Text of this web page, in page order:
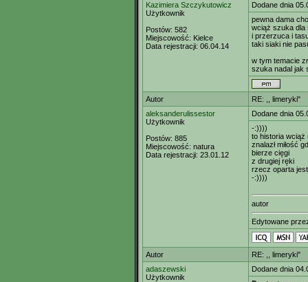
Kazimiera Szczykutowicz
Użytkownik
Postów: 582
Miejscowość: Kielce
Data rejestracji: 06.04.14
Dodane dnia
pewna dama
wciąż szuka dla
i przerzuca i
taki siaki nie
w tym temacie
szuka nadal jak
Autor
RE: ,, limeryki"
aleksanderulissestor
Użytkownik
Postów: 885
Miejscowość: natura
Data rejestracji: 23.01.12
Dodane dnia
-:))))
to historia wciąż
znalazł miłość
bierze cięgi
z drugiej ręki
rzecz oparta
-:))))
autor
Edytowane
Autor
RE: ,, limeryki"
adaszewski
Użytkownik
Dodane dnia